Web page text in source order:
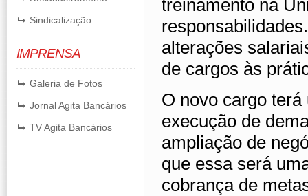
Sindicalização
IMPRENSA
Galeria de Fotos
Jornal Agita Bancários
TV Agita Bancários
treinamento na
alterações
de cargos às
O novo cargo
execução de
ampliação de
que essa será
cobrança de